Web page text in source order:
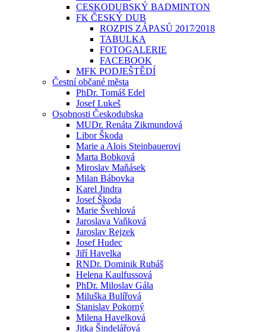
CESKODUBSKÝ BADMINTON
FK ČESKÝ DUB
ROZPIS ZÁPASŮ 2017⁄2018
TABULKA
FOTOGALERIE
FACEBOOK
MFK PODJEŠTĚDÍ
Čestní občané města
PhDr. Tomáš Edel
Josef Lukeš
Osobnosti Českodubska
MUDr. Renáta Zikmundová
Libor Škoda
Marie a Alois Steinbauerovi
Marta Bobková
Miroslav Maňásek
Milan Bábovka
Karel Jindra
Josef Škoda
Marie Švehlová
Jaroslava Vaňková
Jaroslav Rejzek
Josef Hudec
Jiří Havelka
RNDr. Dominik Rubáš
Helena Kaulfussová
PhDr. Miloslav Gála
Miluška Bulířová
Stanislav Pokorný
Milena Havelková
Jitka Šindelářová